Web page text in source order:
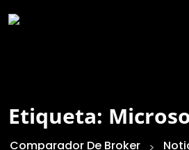
Etiqueta:
Comparador De Broker